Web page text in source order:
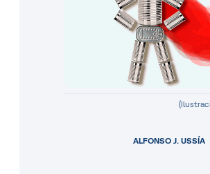
ALFONSO J. USSÍA